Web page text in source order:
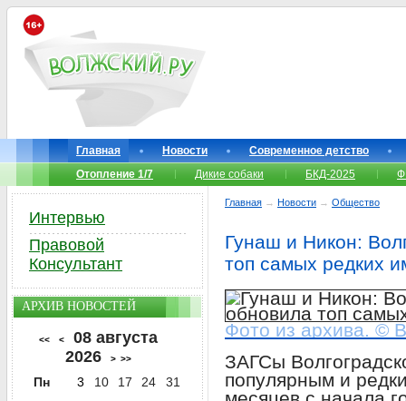
Главная Новости
Современное детство
Отопление 1/7
Дикие собаки БКД-2025
Главная → Новости → Общество
Гунаш и Никон:
топ самых редких
Фото из архива. ©
ЗАГСы
популярным и
Интервью
Правовой
Консультант
АРХИВ НОВОСТЕЙ
<< <
08 августа
2026
> >>
Пн 3 10 17 24 31